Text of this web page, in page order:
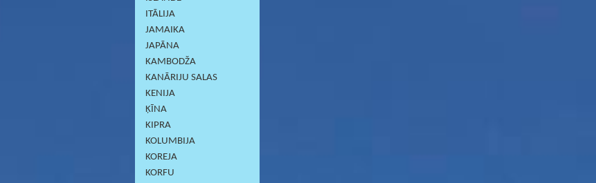
ITĀLIJA
JAMAIKA
JAPĀNA
KAMBODŽA
KANĀRIJU SALAS
KENIJA
ĶĪNA
KIPRA
KOLUMBIJA
KOREJA
KORFU